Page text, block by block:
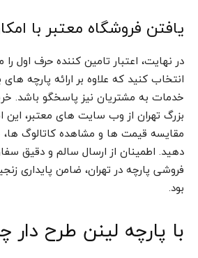
یافتن فروشگاه معتبر با
در نهایت، اعتبار تامین کننده حرف اول
انتخاب کنید که علاوه بر ارائه پارچه های
خدمات به مشتریان نیز پاسخگو باشد. خرید
بزرگ تهران از وب سایت های معتبر، این
مقایسه قیمت ها و مشاهده کاتالوگ
دهید. اطمینان از ارسال سالم و دقیق
فروشی پارچه در تهران، ضامن پایداری
بود.
با پارچه لینن طرح دار